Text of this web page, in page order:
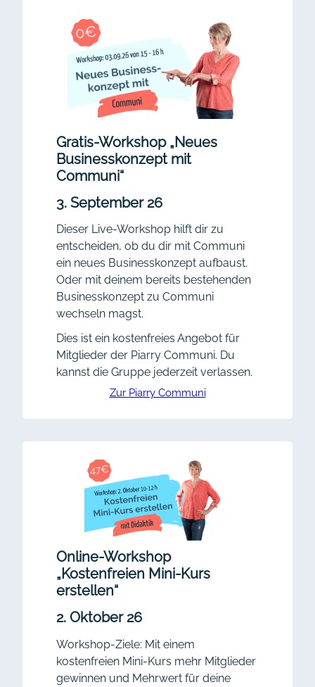
Gratis-Workshop „Neues
Businesskonzept mit
Communi“
3. September 26
Dieser Live-Workshop hilft dir zu
entscheiden, ob du dir mit Communi
ein neues Businesskonzept aufbaust.
Oder mit deinem bereits bestehenden
Businesskonzept zu Communi
wechseln magst.
Dies ist ein kostenfreies Angebot für
Mitglieder der Piarry Communi. Du
kannst die Gruppe jederzeit verlassen.
Zur Piarry Communi
Online-Workshop
„Kostenfreien Mini-Kurs
erstellen“
2. Oktober 26
Workshop-Ziele: Mit einem
kostenfreien Mini-Kurs mehr Mitglieder
gewinnen und Mehrwert für deine